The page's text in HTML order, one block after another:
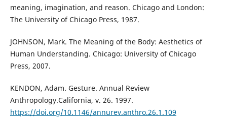
meaning, imagination, and reason. Chicago and London:
The University of Chicago Press, 1987.
JOHNSON, Mark. The Meaning of the Body: Aesthetics of
Human Understanding. Chicago: University of Chicago
Press, 2007.
KENDON, Adam. Gesture. Annual Review
Anthropology.California, v. 26. 1997.
https://doi.org/10.1146/annurev.anthro.26.1.109